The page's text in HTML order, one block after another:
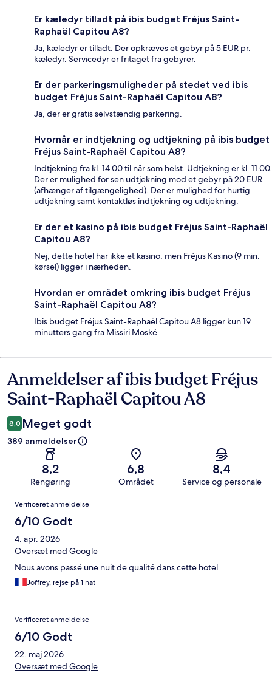
Er kæledyr tilladt på ibis budget Fréjus Saint-
Raphaël Capitou A8?
Ja, kæledyr er tilladt. Der opkræves et gebyr på 5 EUR pr.
kæledyr. Servicedyr er fritaget fra gebyrer.
Er der parkeringsmuligheder på stedet ved ibis
budget Fréjus Saint-Raphaël Capitou A8?
Ja, der er gratis selvstændig parkering.
Hvornår er indtjekning og udtjekning på ibis budget
Fréjus Saint-Raphaël Capitou A8?
Indtjekning fra kl. 14.00 til når som helst. Udtjekning er kl. 11.00.
Der er mulighed for sen udtjekning mod et gebyr på 20 EUR
(afhænger af tilgængelighed). Der er mulighed for hurtig
udtjekning samt kontaktløs indtjekning og udtjekning.
Er der et kasino på ibis budget Fréjus Saint-Raphaël
Capitou A8?
Nej, dette hotel har ikke et kasino, men Fréjus Kasino (9 min.
kørsel) ligger i nærheden.
Hvordan er området omkring ibis budget Fréjus
Saint-Raphaël Capitou A8?
Ibis budget Fréjus Saint-Raphaël Capitou A8 ligger kun 19
minutters gang fra Missiri Moské.
Anmeldelser
Anmeldelser af ibis budget Fréjus
Saint-Raphaël Capitou A8
8,0 Meget godt
389 anmeldelser
8,2
Rengøring
6,8
Området
8,4
Service og personale
Anmeldelser
Verificeret anmeldelse
6/10 Godt
4. apr. 2026
Oversæt med Google
Nous avons passé une nuit de qualité dans cette hotel
Joffrey, rejse på 1 nat
Verificeret anmeldelse
6/10 Godt
22. maj 2026
Oversæt med Google